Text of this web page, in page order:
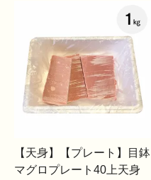
【天身】【プレート】目鉢
マグロプレート40上天身